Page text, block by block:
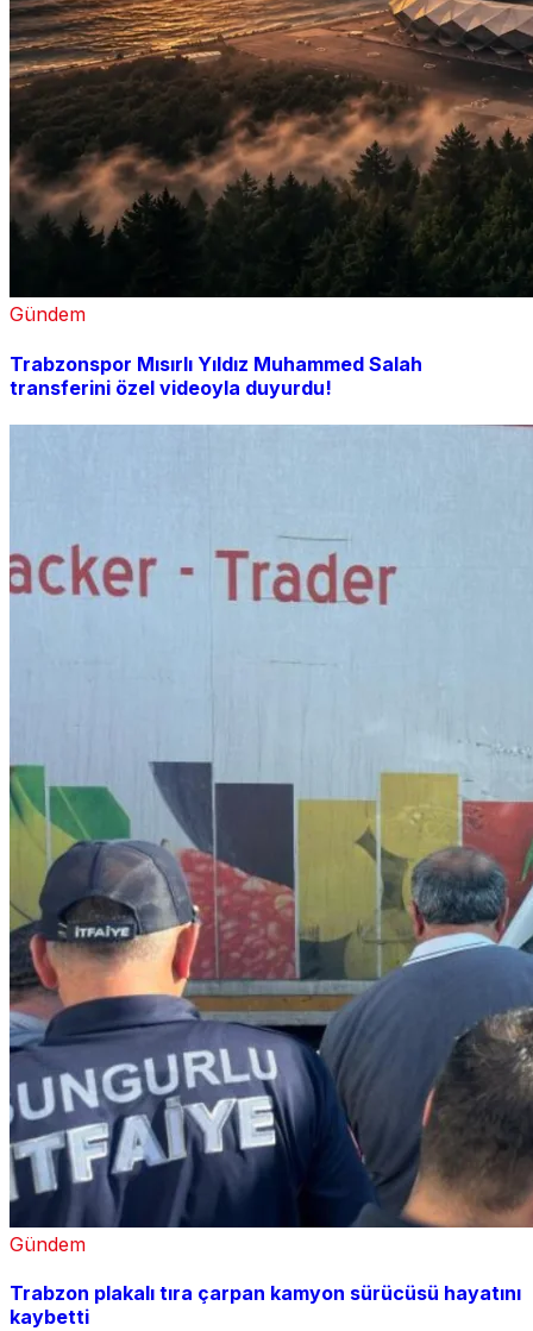
Gündem
Trabzonspor Mısırlı Yıldız Muhammed Salah
transferini özel videoyla duyurdu!
Gündem
Trabzon plakalı tıra çarpan kamyon sürücüsü hayatını
kaybetti